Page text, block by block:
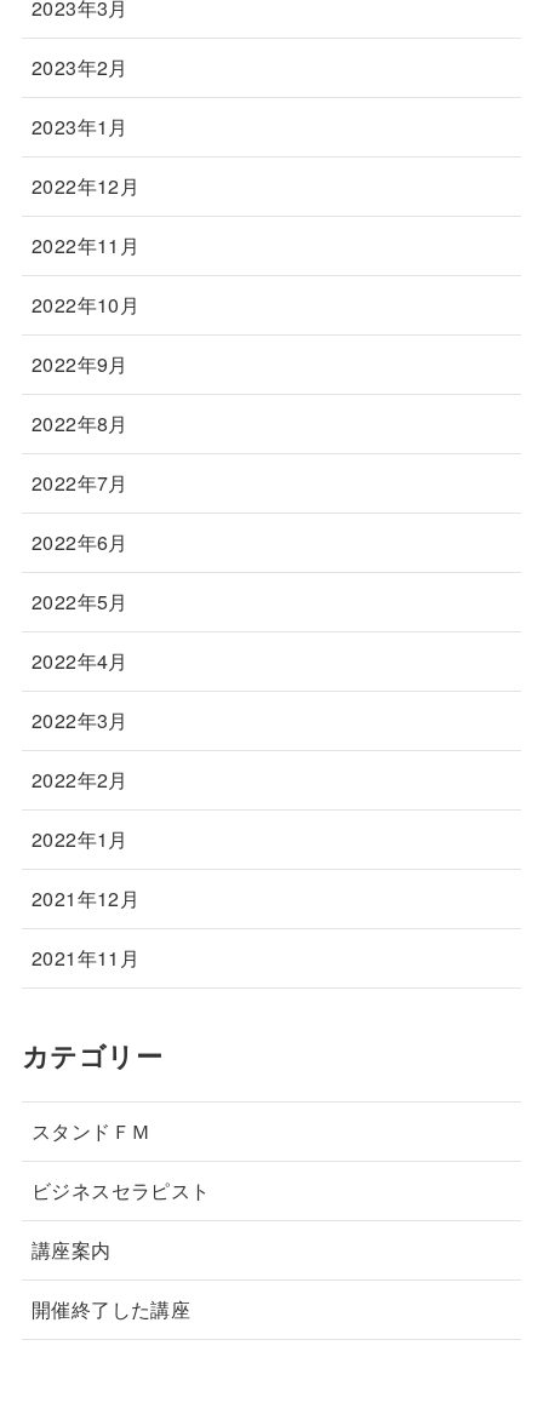
2023年3月
2023年2月
2023年1月
2022年12月
2022年11月
2022年10月
2022年9月
2022年8月
2022年7月
2022年6月
2022年5月
2022年4月
2022年3月
2022年2月
2022年1月
2021年12月
2021年11月
カテゴリー
スタンドＦＭ
ビジネスセラピスト
講座案内
開催終了した講座